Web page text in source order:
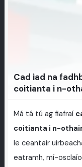
Cad iad na
coitianta i n-
Má tá tú ag fiafraí
coitianta i n-
le ceantair
eatramh, mí-